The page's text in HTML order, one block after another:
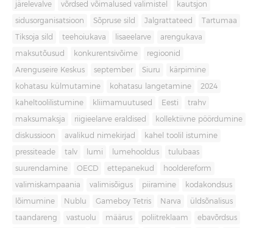
järelevalve võrdsed võimalused valimistel kautsjon
sidusorganisatsioon Sõpruse sild Jalgrattateed Tartumaa
Tiksoja sild teehoiukava lisaeelarve arengukava
maksutõusud konkurentsivõime regioonid
Arenguseire Keskus september Siuru kärpimine
kohatasu külmutamine kohatasu langetamine 2024
kaheltoolilistumine kliimamuutused Eesti trahv
maksumaksja riigieelarve eraldised kollektiivne pöördumine
diskussioon avalikud nimekirjad kahel toolil istumine
pressiteade talv lumi lumehooldus tulubaas
suurendamine OECD ettepanekud hooldereform
valimiskampaania valimisõigus piiramine kodakondsus
lõimumine Nublu Gameboy Tetris Narva üldsõnalisus
taandareng vastuolu määrus poliitreklaam ebavõrdsus